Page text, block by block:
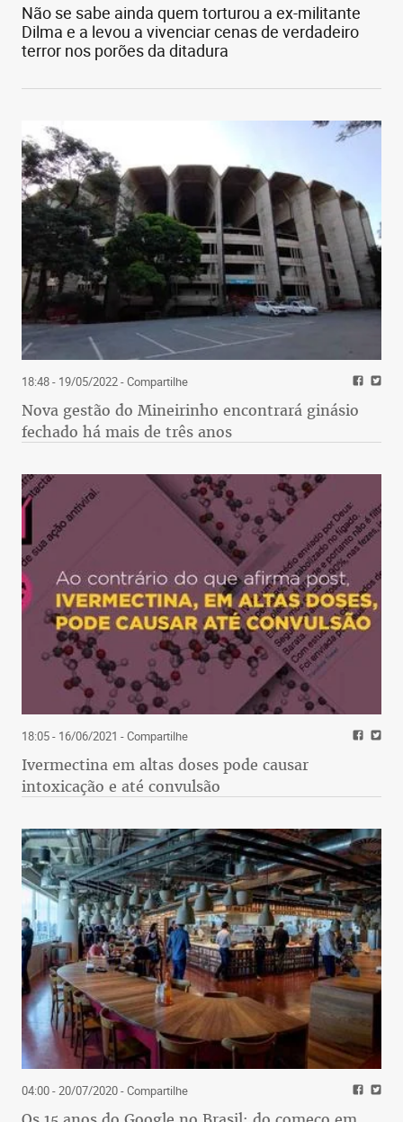
Não se sabe ainda quem torturou a ex-militante
Dilma e a levou a vivenciar cenas de verdadeiro
terror nos porões da ditadura
18:48 - 19/05/2022- Compartilhe
Nova gestão do Mineirinho encontrará ginásio
fechado há mais de três anos
18:05 - 16/06/2021 - Compartilhe
Ivermectina em altas doses pode causar
intoxicação e até convulsão
04:00 - 20/07/2020- Compartilhe